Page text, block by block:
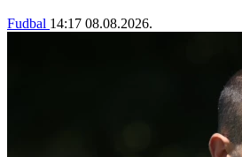
Fudbal 14:17 08.08.2026.